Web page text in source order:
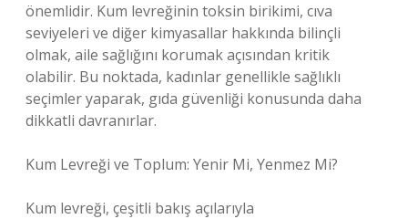
önemlidir. Kum levreğinin toksin birikimi, cıva
seviyeleri ve diğer kimyasallar hakkında bilinçli
olmak, aile sağlığını korumak açısından kritik
olabilir. Bu noktada, kadınlar genellikle sağlıklı
seçimler yaparak, gıda güvenliği konusunda daha
dikkatli davranırlar.
Kum Levreği ve Toplum: Yenir Mi, Yenmez Mi?
Kum levreği, çeşitli bakış açılarıyla